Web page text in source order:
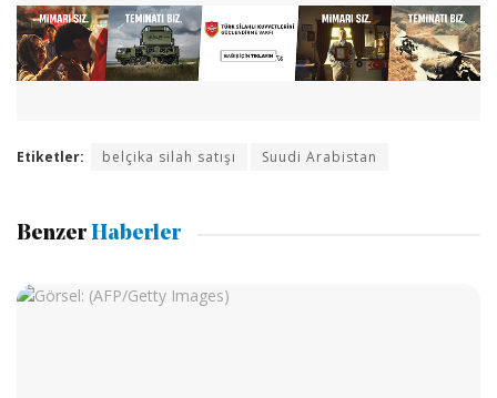
Etiketler: belçika silah satışı Suudi Arabistan
Benzer Haberler